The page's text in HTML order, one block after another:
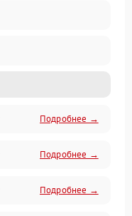
Подробнее →
Подробнее →
Подробнее →